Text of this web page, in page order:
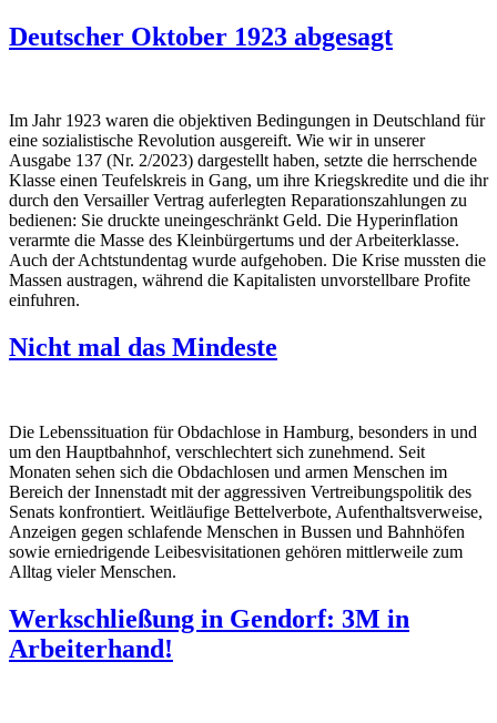
Deutscher Oktober 1923 abgesagt
Im Jahr 1923 waren die objektiven Bedingungen in Deutschland für
eine sozialistische Revolution ausgereift. Wie wir in unserer
Ausgabe 137 (Nr. 2/2023) dargestellt haben, setzte die herrschende
Klasse einen Teufelskreis in Gang, um ihre Kriegskredite und die ihr
durch den Versailler Vertrag auferlegten Reparationszahlungen zu
bedienen: Sie druckte uneingeschränkt Geld. Die Hyperinflation
verarmte die Masse des Kleinbürgertums und der Arbeiterklasse.
Auch der Achtstundentag wurde aufgehoben. Die Krise mussten die
Massen austragen, während die Kapitalisten unvorstellbare Profite
einfuhren.
Nicht mal das Mindeste
Die Lebenssituation für Obdachlose in Hamburg, besonders in und
um den Hauptbahnhof, verschlechtert sich zunehmend. Seit
Monaten sehen sich die Obdachlosen und armen Menschen im
Bereich der Innenstadt mit der aggressiven Vertreibungspolitik des
Senats konfrontiert. Weitläufige Bettelverbote, Aufenthaltsverweise,
Anzeigen gegen schlafende Menschen in Bussen und Bahnhöfen
sowie erniedrigende Leibesvisitationen gehören mittlerweile zum
Alltag vieler Menschen.
Werkschließung in Gendorf: 3M in
Arbeiterhand!